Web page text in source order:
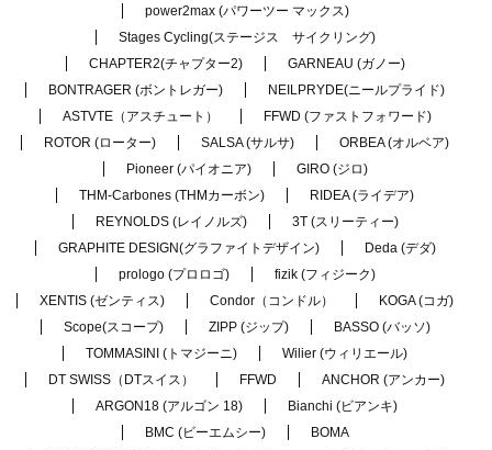
power2max (パワーツー マックス)
Stages Cycling(ステージス サイクリング)
CHAPTER2(チャプター2)
GARNEAU (ガノー)
BONTRAGER (ボントレガー)
NEILPRYDE(ニールプライド)
ASTVTE（アスチュート）
FFWD (ファストフォワード)
ROTOR (ローター)
SALSA (サルサ)
ORBEA (オルベア)
Pioneer (パイオニア)
GIRO (ジロ)
THM-Carbones (THMカーボン)
RIDEA (ライデア)
REYNOLDS (レイノルズ)
3T (スリーティー)
GRAPHITE DESIGN(グラファイトデザイン)
Deda (デダ)
prologo (プロロゴ)
fizik (フィジーク)
XENTIS (ゼンティス)
Condor（コンドル）
KOGA (コガ)
Scope(スコープ)
ZIPP (ジップ)
BASSO (バッソ)
TOMMASINI (トマジーニ)
Wilier (ウィリエール)
DT SWISS（DTスイス）
FFWD
ANCHOR (アンカー)
ARGON18 (アルゴン 18)
Bianchi (ビアンキ)
BMC (ビーエムシー)
BOMA